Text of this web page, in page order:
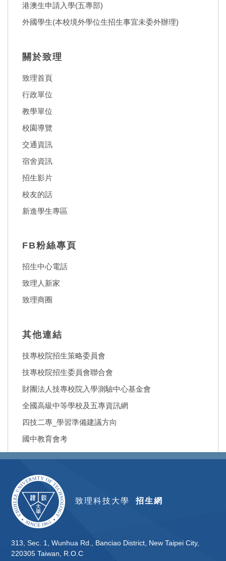
港澳生申請入學(五專部)
外國學生(本校境外學位生招生事宜未委外辦理)
關於致理
致理首頁
行政單位
教學單位
校園導覽
交通資訊
宿舍資訊
招生影片
校友的話
新進學生專區
FB粉絲專頁
招生中心電話
致理人新家
致理商圈
其他連結
技專校院招生策略委員會
技專校院招生委員會聯合會
財團法人技專校院入學測驗中心基金會
全國高級中等學校及五專資訊網
四技二專_學習準備建議方向
國中教育會考
致理科技大學招生網
313, Sec. 1, Wunhua Rd., Banciao District, New Taipei City,
220305 Taiwan, R.O.C